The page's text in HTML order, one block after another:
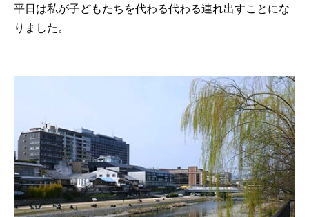
平日は私が子どもたちを代わる代わる連れ出すことにな
りました。